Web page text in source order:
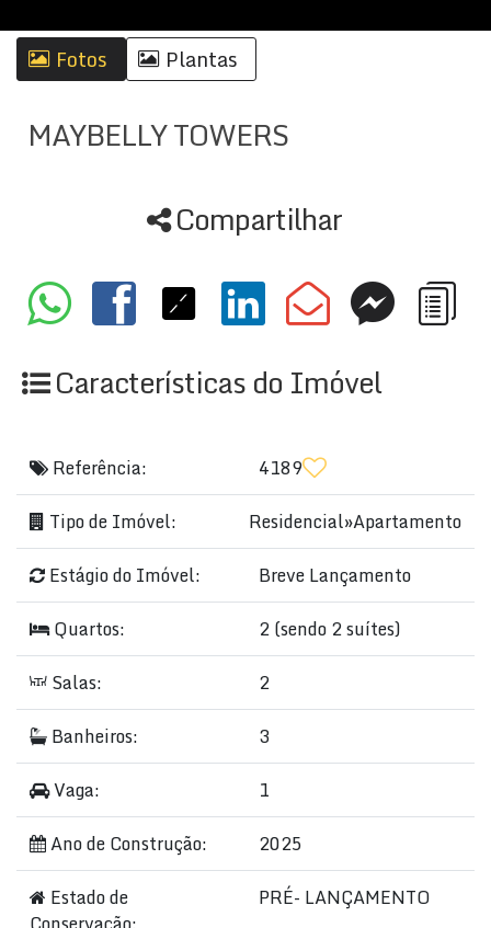
Fotos Plantas
MAYBELLY TOWERS
Compartilhar
Características do Imóvel
Referência:
4189
Tipo de Imóvel:
Residencial»Apartamento
Estágio do Imóvel:
Breve Lançamento
Quartos:
2 (sendo 2 suítes)
Salas:
2
Banheiros:
3
Vaga:
1
Ano de Construção:
2025
Estado de
PRÉ- LANÇAMENTO